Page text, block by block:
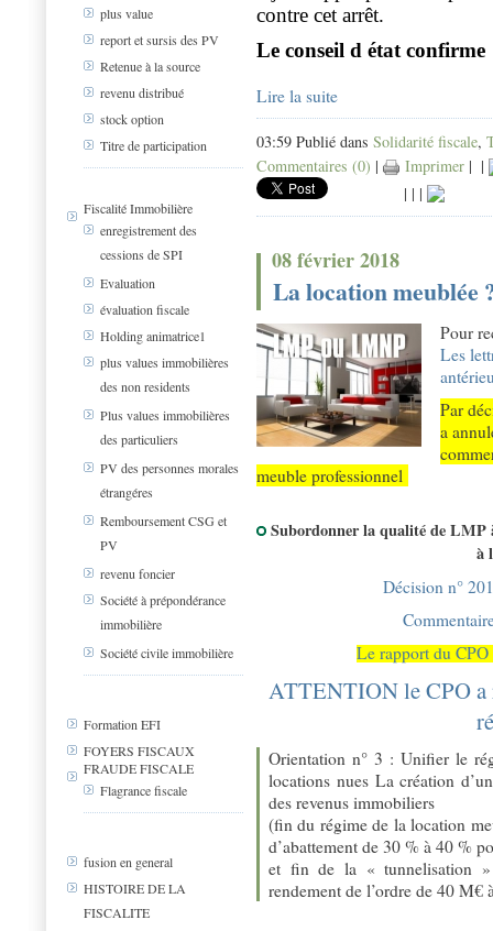
plus value
report et sursis des PV
Retenue à la source
revenu distribué
stock option
Titre de participation
Fiscalité Immobilière
enregistrement des
cessions de SPI
Evaluation
évaluation fiscale
Holding animatrice1
plus values immobilières
des non residents
Plus values immobilières
des particuliers
PV des personnes morales
étrangéres
Remboursement CSG et
PV
revenu foncier
Société à prépondérance
immobilière
Société civile immobilière
Formation EFI
FOYERS FISCAUX
FRAUDE FISCALE
Flagrance fiscale
fusion en general
HISTOIRE DE LA
FISCALITE
contre cet arrêt.
Le conseil d état confirme
Lire la suite
03:59 Publié dans Solidarité fiscale,
Commentaires (0) | Imprimer | |
| | |
08 février 2018
La location meublée
Pour
Les
Par
a
meuble professionnel
Subordonner la qualité de LMP
à
Décision n°
Le rapport du CPO
ATTENTION le CPO a
Orientation n° 3 : Unifier le
locations nues La création
des revenus immobiliers
(fin du régime de la location
d’abattement de 30 % à 40 %
et fin de la « tunnelisation
rendement de l’ordre de 40